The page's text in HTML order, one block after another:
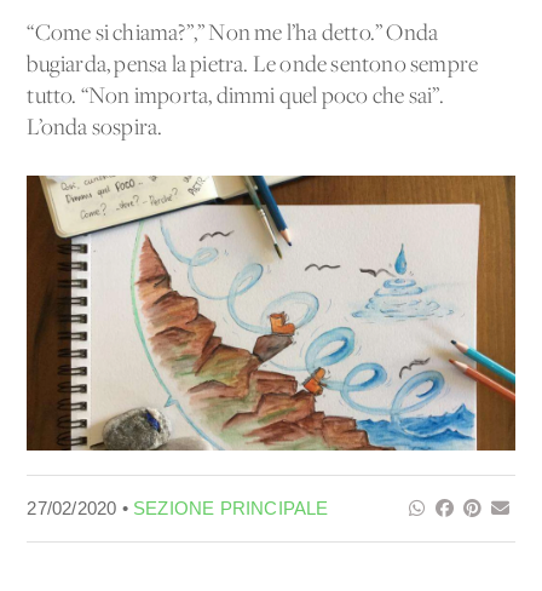
“Come si chiama?”,” Non me l’ha detto.” Onda
bugiarda, pensa la pietra. Le onde sentono sempre
tutto. “Non importa, dimmi quel poco che sai”.
L’onda sospira.
27/02/2020 • SEZIONE PRINCIPALE